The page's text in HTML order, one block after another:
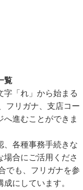
覧
字「れ」から始まる
フリガナ、支店コー
へ進むことができま
、各種事務手続きな
場合にご活用くださ
でも、フリガナを参
にしています。